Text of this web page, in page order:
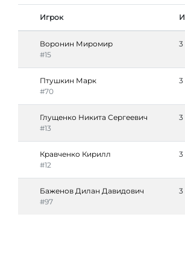
Игрок И
Воронин Миромир
#15
3
Птушкин Марк
#70
3
Глущенко Никита Сергеевич
#13
3
Кравченко Кирилл
#12
3
Баженов Дилан Давидович
#97
3